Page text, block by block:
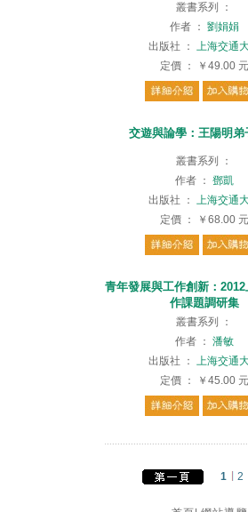
叢書系列
：
作者 ： 劉娟娟
出版社
： 上海交通
定價 ： ￥49.00 元
交遊與論學：王陽明弟
叢書系列
：
作者 ： 鄧凱
出版社
： 上海交通
定價 ： ￥68.00 元
青年發展與工作創新：
作課題調研集
叢書系列
：
作者 ： 潘敏
出版社
： 上海交通
定價 ： ￥45.00 元
1 2